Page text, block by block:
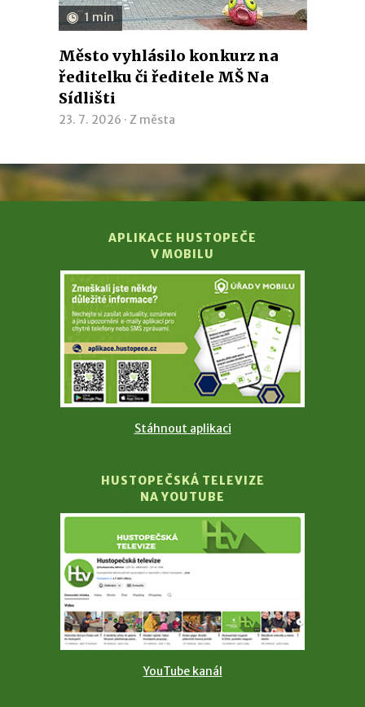
1 min
Město vyhlásilo konkurz na
ředitelku či ředitele MŠ Na
Sídlišti
23. 7. 2026 · Z města
APLIKACE HUSTOPEČE
V MOBILU
Stáhnout aplikaci
HUSTOPEČSKÁ TELEVIZE
NA YOUTUBE
YouTube kanál